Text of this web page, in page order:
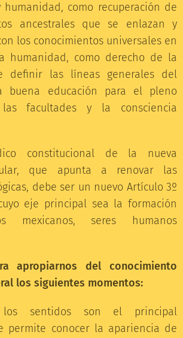
como recuperación de
ancestrales que se enlazan y
los conocimientos universales en
humanidad, como derecho de la
definir las líneas generales del
buena educación para el pleno
facultades y la consciencia
constitucional de la nueva
que apunta a renovar las
debe ser un nuevo Artículo 3º
eje principal sea la formación
mexicanos, seres humanos
apropiarnos del conocimiento
los siguientes momentos:
sentidos son el principal
permite conocer la apariencia de